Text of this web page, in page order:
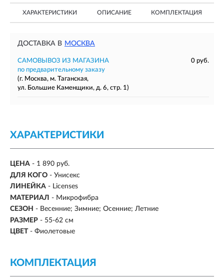
ХАРАКТЕРИСТИКИ ОПИСАНИЕ КОМПЛЕКТАЦИЯ
ДОСТАВКА В МОСКВА
САМОВЫВОЗ ИЗ МАГАЗИНА
0 руб.
по предварительному заказу
(г. Москва, м. Таганская,
ул. Большие Каменщики, д. 6, стр. 1)
ХАРАКТЕРИСТИКИ
ЦЕНА - 1 890 руб.
ДЛЯ КОГО - Унисекс
ЛИНЕЙКА - Licenses
МАТЕРИАЛ - Микрофибра
СЕЗОН - Весенние; Зимние; Осенние; Летние
РАЗМЕР - 55-62 см
ЦВЕТ - Фиолетовые
КОМПЛЕКТАЦИЯ